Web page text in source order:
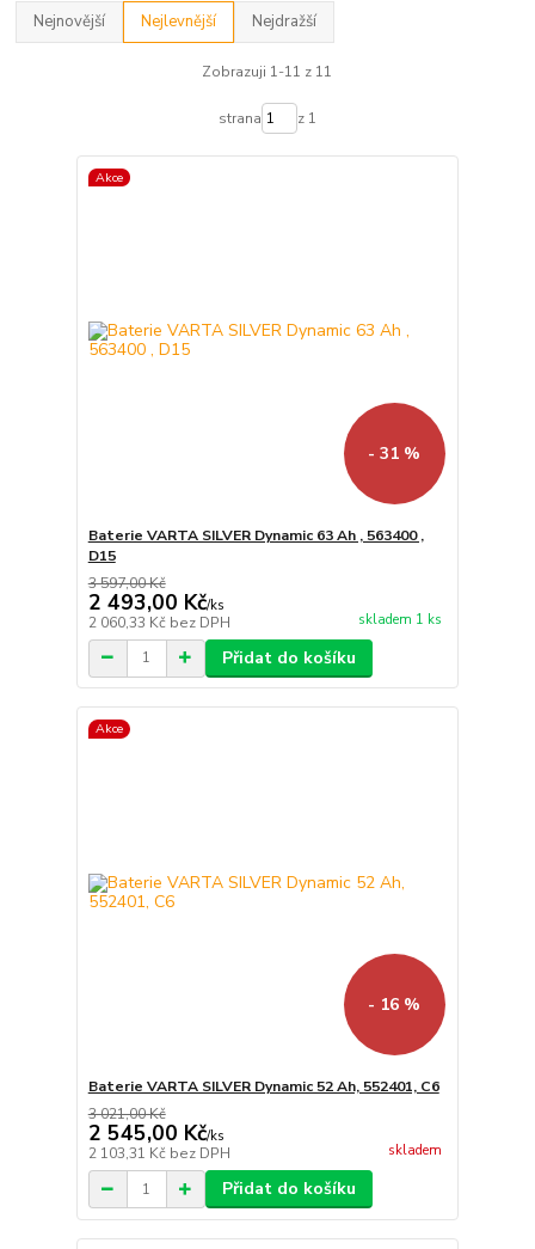
Nejnovější Nejlevnější Nejdražší
Zobrazuji 1-11 z 11
strana z 1
Akce
- 31 %
Baterie VARTA SILVER Dynamic 63 Ah , 563400 ,
D15
3 597,00 Kč
2 493,00 Kč/ks
2 060,33 Kč bez DPH skladem 1 ks
Přidat do košíku
Akce
- 16 %
Baterie VARTA SILVER Dynamic 52 Ah, 552401, C6
3 021,00 Kč
2 545,00 Kč/ks
2 103,31 Kč bez DPH skladem
Přidat do košíku